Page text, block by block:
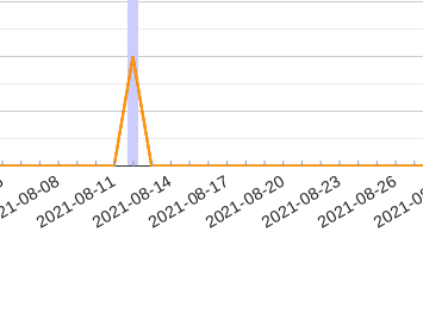
08-08
2021-08-112021-08-142021-08-172021-08-202021-08-232021-08-26